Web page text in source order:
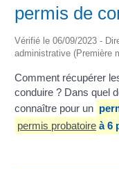
permis de
Vérifié le 06/09/2023 -
administrative (Première
Comment récupérer
conduire ? Dans quel
connaître pour un
permis probatoire à 6